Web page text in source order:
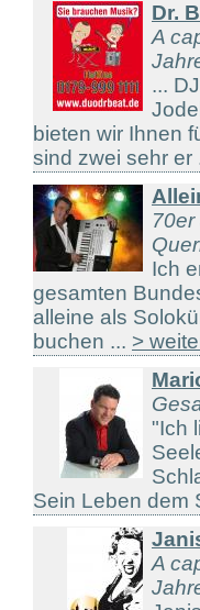
Dr.
A
...
bieten wir Ihnen
sind zwei sehr er
Ich
gesamten
alleine als
buchen ... >
"Ich
Sein Leben dem
A